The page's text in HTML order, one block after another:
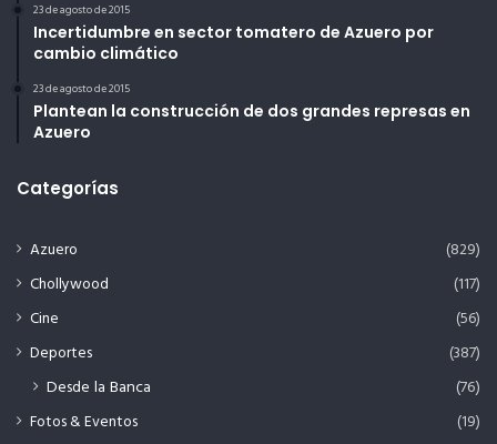
23 de agosto de 2015
Incertidumbre en sector tomatero de Azuero por
cambio climático
23 de agosto de 2015
Plantean la construcción de dos grandes represas en
Azuero
Categorías
Azuero
(829)
Chollywood
(117)
Cine
(56)
Deportes
(387)
Desde la Banca (76)
Fotos & Eventos
(19)